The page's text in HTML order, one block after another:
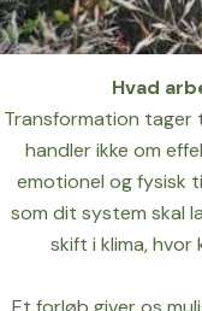
Hvad
Transformation tager
handler ikke om
emotionel og fysisk
som dit system skal
skift i klima,